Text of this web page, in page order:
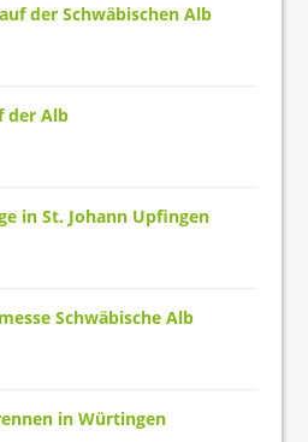
der Schwäbischen Alb
der Alb
in St. Johann Upfingen
Schwäbische Alb
in Würtingen